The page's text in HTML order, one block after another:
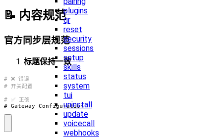
plugins
qr
reset
security
sessions
setup
skills
status
system
tui
uninstall
update
voicecall
webhooks
📝 内容规范
官方同步层规范
标题保持一致
# Gateway Configuration